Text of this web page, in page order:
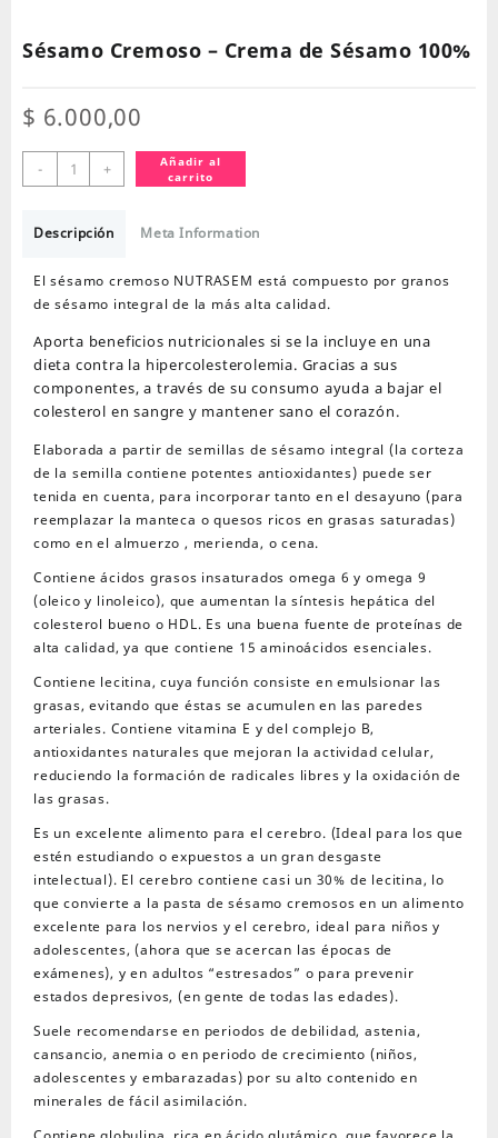
Sésamo Cremoso – Crema de Sésamo 100%
$ 6.000,00
-
Sésamo
Cremoso
Crema
Sésamo
100%
+
Añadir al
carrito
Descripción Meta Information
El sésamo cremoso NUTRASEM está compuesto por granos
de sésamo integral de la más alta calidad.
Aporta beneficios nutricionales si se la incluye en una
dieta contra la hipercolesterolemia. Gracias a sus
componentes, a través de su consumo ayuda a bajar el
colesterol en sangre y mantener sano el corazón.
Elaborada a partir de semillas de sésamo integral (la corteza
de la semilla contiene potentes antioxidantes) puede ser
tenida en cuenta, para incorporar tanto en el desayuno (para
reemplazar la manteca o quesos ricos en grasas saturadas)
como en el almuerzo , merienda, o cena.
Contiene ácidos grasos insaturados omega 6 y omega 9
(oleico y linoleico), que aumentan la síntesis hepática del
colesterol bueno o HDL. Es una buena fuente de proteínas de
alta calidad, ya que contiene 15 aminoácidos esenciales.
Contiene lecitina, cuya función consiste en emulsionar las
grasas, evitando que éstas se acumulen en las paredes
arteriales. Contiene vitamina E y del complejo B,
antioxidantes naturales que mejoran la actividad celular,
reduciendo la formación de radicales libres y la oxidación de
las grasas.
Es un excelente alimento para el cerebro. (Ideal para los que
estén estudiando o expuestos a un gran desgaste
intelectual). El cerebro contiene casi un 30% de lecitina, lo
que convierte a la pasta de sésamo cremosos en un alimento
excelente para los nervios y el cerebro, ideal para niños y
adolescentes, (ahora que se acercan las épocas de
exámenes), y en adultos “estresados” o para prevenir
estados depresivos, (en gente de todas las edades).
Suele recomendarse en periodos de debilidad, astenia,
cansancio, anemia o en periodo de crecimiento (niños,
adolescentes y embarazadas) por su alto contenido en
minerales de fácil asimilación.